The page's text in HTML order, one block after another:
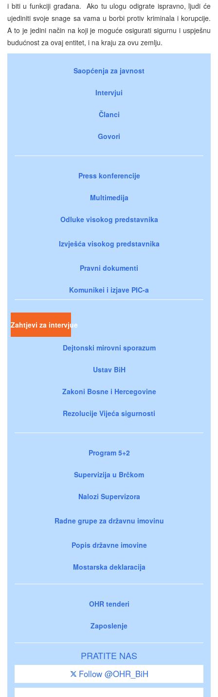
i biti u funkciji građana. Ako tu ulogu odigrate ispravno, ljudi će
ujediniti svoje snage sa vama u borbi protiv kriminala i korupcije.
A to je jedini način na koji je moguće osigurati sigurnu i uspješnu
budućnost za ovaj entitet, i na kraju za ovu zemlju.
Saopćenja za javnost
Intervjui
Članci
Govori
Press konferencije
Multimedija
Odluke visokog predstavnika
Izvješća visokog predstavnika
Pravni dokumenti
Komunikei i izjave PIC-a
Zahtjevi za intervjue
Dejtonski mirovni sporazum
Ustav BiH
Zakoni Bosne i Hercegovine
Rezolucije Vijeća sigurnosti
Program 5+2
Supervizija u Brčkom
Nalozi Supervizora
Radne grupe za državnu imovinu
Popis državne imovine
Mostarska deklaracija
OHR tenderi
Zaposlenje
PRATITE NAS
Follow @OHR_BiH